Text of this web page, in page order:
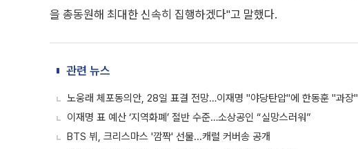
을 총동원해 최대한 신속히 집행하겠다"고 말했다.
관련 뉴스
노웅래 체포동의안, 28일 표결 전망…이재명 "야당탄압"에 한동훈 "과장"
이재명 표 예산 ‘지역화폐’ 절반 수준…소상공인 “실망스러워”
BTS 뷔, 크리스마스 '깜짝' 선물...캐럴 커버송 공개